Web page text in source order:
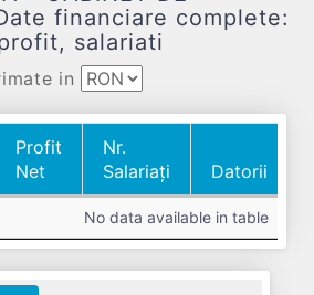
financiare complete:
salariati
in
Profit
Net
Nr.
Salariați
Datorii
Net
Nr.
Salariați
Datorii
No data available in table